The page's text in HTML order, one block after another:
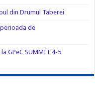
din Drumul Taberei
de
GPeC SUMMIT 4-5